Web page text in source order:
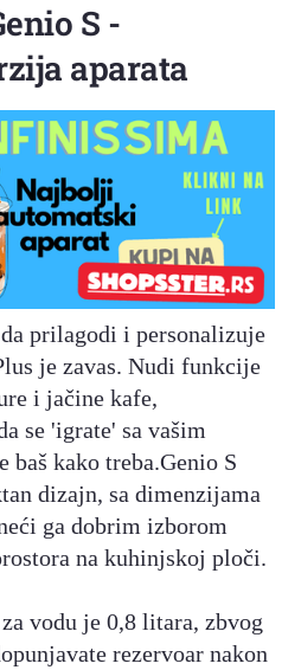
S -
aparata
prilagodi i personalizuje
je zavas. Nudi funkcije
i jačine kafe,
se 'igrate' sa vašim
baš kako treba.Genio S
dizajn, sa dimenzijama
ga dobrim izborom
na kuhinjskoj ploči.
vodu je 0,8 litara, zbvog
rezervoar nakon